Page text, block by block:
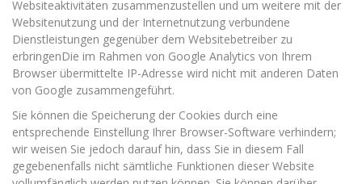
Websiteaktivitäten zusammenzustellen und um weitere mit der
Websitenutzung und der Internetnutzung verbundene
Dienstleistungen gegenüber dem Websitebetreiber zu
erbringenDie im Rahmen von Google Analytics von Ihrem
Browser übermittelte IP-Adresse wird nicht mit anderen Daten
von Google zusammengeführt.
Sie können die Speicherung der Cookies durch eine
entsprechende Einstellung Ihrer Browser-Software verhindern;
wir weisen Sie jedoch darauf hin, dass Sie in diesem Fall
gegebenenfalls nicht sämtliche Funktionen dieser Website